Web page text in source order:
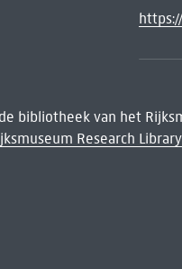
bibliotheek van het
Research Library